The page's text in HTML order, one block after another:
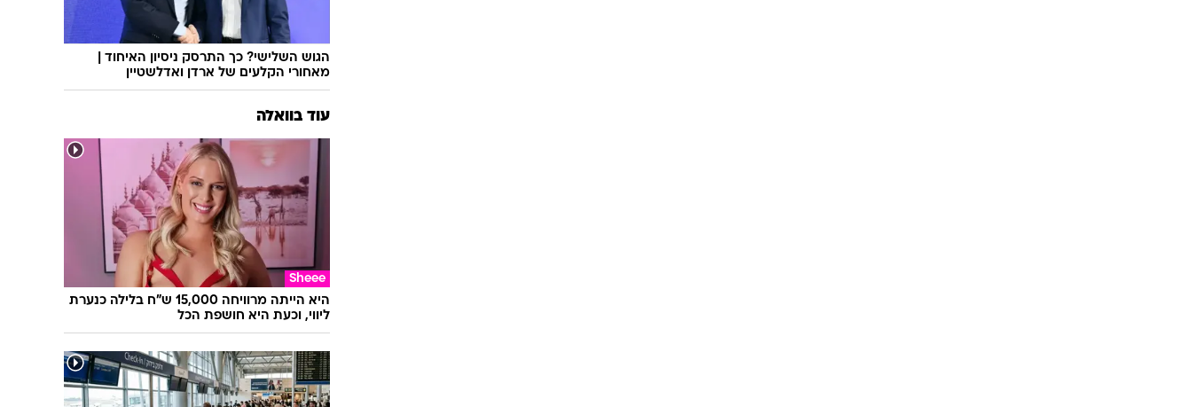
הגוש השלישי? כך התרסק ניסיון האיחוד |
מאחורי הקלעים של ארדן ואדלשטיין
עוד בוואלה
Sheee
היא הייתה מרוויחה 15,000 ש"ח בלילה כנערת
ליווי, וכעת היא חושפת הכל